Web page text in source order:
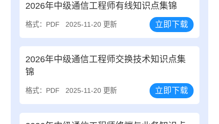
2026年中级通信工程师有线知识点集锦
格式：PDF 2025-11-20 更新 立即下载
2026年中级通信工程师交换技术知识点集
锦
格式：PDF 2025-11-20 更新 立即下载